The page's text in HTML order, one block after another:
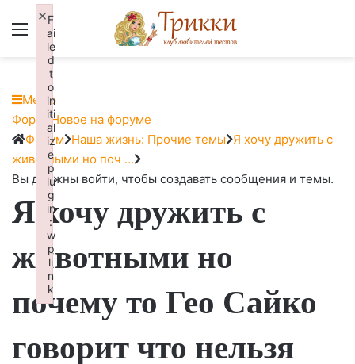
МенюВход
Меню
Навигация
Форума
ФорумНовое на форуме
Форум
breadcrumbs
-
Вы
здесь:
Форум Наша жизнь: Прочие темы Я хочу дружить с
животными но поч …
Вы должны войти, чтобы создавать сообщения и темы.
Я хочу дружить с
животными но
почему то Гео Сайко
говорит что нельзя
F
ai
le
d
t
o
in
iti
al
iz
e
p
lu
g
in
:
w
p
li
n
k
×
Failed to initialize plugin: wplink